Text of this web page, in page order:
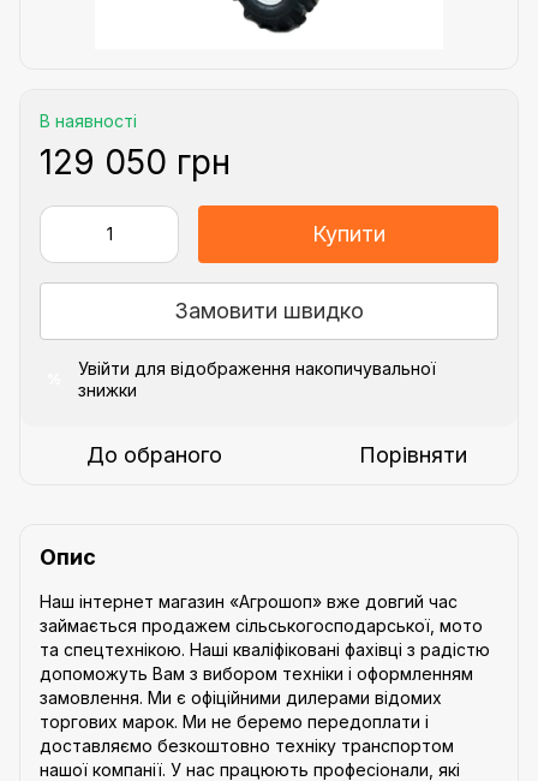
В наявності
129 050 грн
Купити
Замовити швидко
Увійти для відображення накопичувальної
знижки
До обраного Порівняти
Опис
Наш інтернет магазин «Агрошоп» вже довгий час
займається продажем сільськогосподарської, мото
та спецтехнікою. Наші кваліфіковані фахівці з радістю
допоможуть Вам з вибором техніки і оформленням
замовлення. Ми є офіційними дилерами відомих
торгових марок. Ми не беремо передоплати і
доставляємо безкоштовно техніку транспортом
нашої компанії. У нас працюють професіонали, які